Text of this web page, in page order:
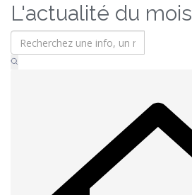
L'actualité du mois